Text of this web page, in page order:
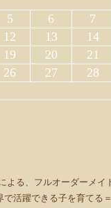
5 6 7
12 13 14
19 20 21
26 27 28
よる、フルオーダーメイ
で活躍できる子を育てる